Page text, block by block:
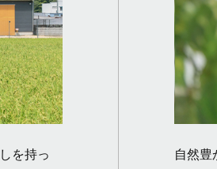
を持っ
自然豊